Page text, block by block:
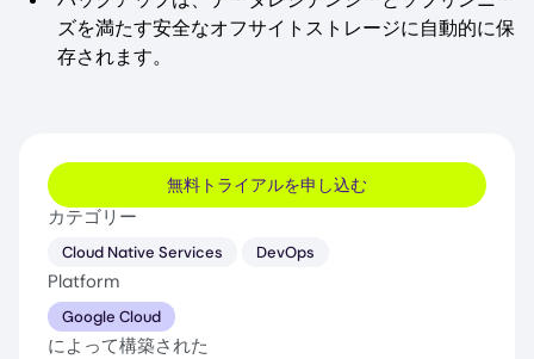
ズを満たす安全なオフサイトストレージに自動的に保
存されます。
無料トライアルを申し込む
カテゴリー
Cloud Native Services DevOps
Platform
Google Cloud
によって構築された